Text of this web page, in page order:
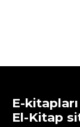
E-
El-Kitap